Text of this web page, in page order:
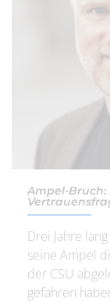
Ampel-
Drei Jahre
seine Ampel
der CSU
gefahren